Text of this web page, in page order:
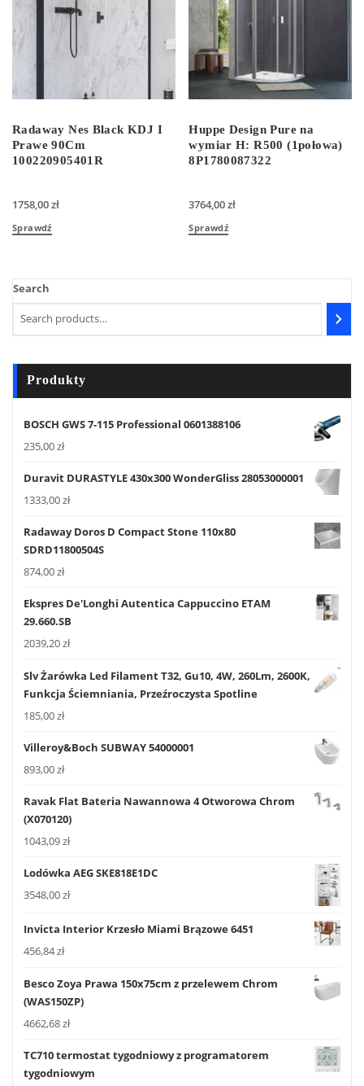
Radaway Nes Black KDJ I
Prawe 90Cm
100220905401R
1758,00zł
Sprawdź
Huppe Design Pure na
wymiar H: R500 (1połowa)
8P1780087322
3764,00zł
Sprawdź
Search
Produkty
BOSCH GWS 7-115 Professional 0601388106
235,00zł
Duravit DURASTYLE 430x300 WonderGliss 28053000001
1333,00zł
Radaway Doros D Compact Stone 110x80
SDRD11800504S
874,00zł
Ekspres De'Longhi Autentica Cappuccino ETAM
29.660.SB
2039,20zł
Slv Żarówka Led Filament T32, Gu10, 4W, 260Lm, 2600K,
Funkcja Ściemniania, Przeźroczysta Spotline
185,00zł
Villeroy&Boch SUBWAY 54000001
893,00zł
Ravak Flat Bateria Nawannowa 4 Otworowa Chrom
(X070120)
1043,09zł
Lodówka AEG SKE818E1DC
3548,00zł
Invicta Interior Krzesło Miami Brązowe 6451
456,84zł
Besco Zoya Prawa 150x75cm z przelewem Chrom
(WAS150ZP)
4662,68zł
TC710 termostat tygodniowy z programatorem
tygodniowym